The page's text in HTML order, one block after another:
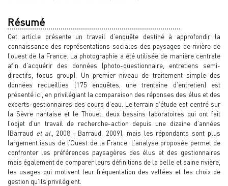
Résumé
Cet article présente un travail d’enquête destiné à approfondir la
connaissance des représentations sociales des paysages de rivière de
l’ouest de la France. La photographie a été utilisée de manière centrale
afin d’acquérir des données (photo-questionnaire, entretiens semi-
directifs, focus group). Un premier niveau de traitement simple des
données recueillies (175 enquêtes, une trentaine d’entretien) est
présenté ici, en privilégiant la comparaison des réponses des élus et des
experts-gestionnaires des cours d’eau. Le terrain d’étude est centré sur
la Sèvre nantaise et le Thouet, deux bassins laboratoires qui ont fait
l’objet d’un travail de recherche-action depuis une dizaine d’années
(Barraud et al., 2008 ; Barraud, 2009), mais les répondants sont plus
largement issus de l’Ouest de la France. L’analyse proposée permet de
confronter les préférences paysagères des élus et des gestionnaires
mais également de comparer leurs définitions de la belle et saine rivière,
les usages qui motivent leur fréquentation des vallées et les choix de
gestion qu’ils privilégient.